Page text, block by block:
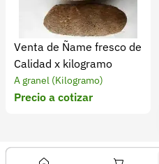
Venta de Ñame fresco de
Calidad x kilogramo
A granel (Kilogramo)
Precio a cotizar